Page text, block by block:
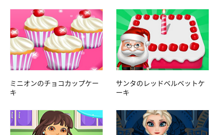
ミニオンのチョコカップケー
キ
サンタのレッドベルベットケ
ーキ